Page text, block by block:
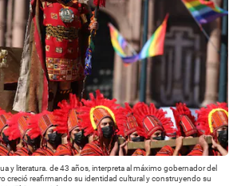
y literatura. de 43 años, interpreta al máximo gobernador del
creció reafirmando su identidad cultural y construyendo su